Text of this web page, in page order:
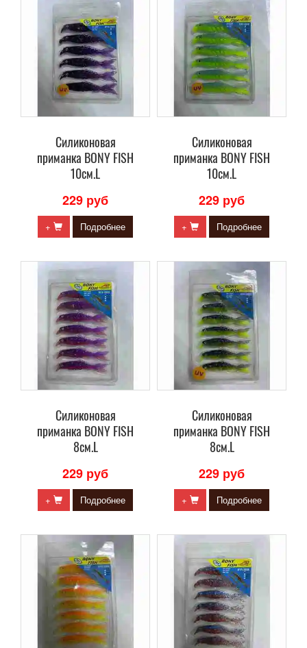
Силиконовая
приманка BONY FISH
10см.L
229 руб
+ Подробнее
Силиконовая
приманка BONY FISH
10см.L
229 руб
+ Подробнее
Силиконовая
приманка BONY FISH
8см.L
229 руб
+ Подробнее
Силиконовая
приманка BONY FISH
8см.L
229 руб
+ Подробнее